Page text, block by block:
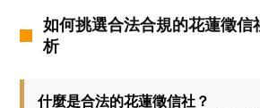
如何挑選合法合規的花蓮徵信
析
什麼是合法的花蓮徵信社？